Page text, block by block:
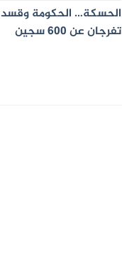
الحسكة… الحكومة وقسد
تفرجان عن 600 سجين